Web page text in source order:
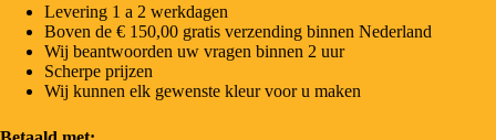
Levering 1 a 2 werkdagen
Boven de € 150,00 gratis verzending binnen Nederland
Wij beantwoorden uw vragen binnen 2 uur
Scherpe prijzen
Wij kunnen elk gewenste kleur voor u maken